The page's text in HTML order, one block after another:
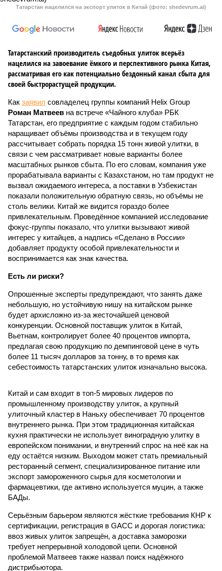
Татарстан нацелился на экспорт улиток в Китай (фото: shedevrum.ai)
Татарстанский производитель съедобных улиток всерьёз
нацелился на завоевание ёмкого и перспективного рынка Китая,
рассматривая его как потенциально бездонный канал сбыта для
своей быстрорастущей продукции.
Как заявил совладелец группы компаний Helix Group
Роман Матвеев на встрече «Чайного клуба» РБК
Татарстан, его предприятие с каждым годом стабильно
наращивает объёмы производства и в текущем году
рассчитывает собрать порядка 15 тонн живой улитки, в
связи с чем рассматривает новые варианты более
масштабных рынков сбыта. По его словам, компания уже
прорабатывала варианты с Казахстаном, но там продукт не
вызвал ожидаемого интереса, а поставки в Узбекистан
показали положительную обратную связь, но объёмы не
столь велики. Китай же видится гораздо более
привлекательным. Проведённое компанией исследование
фокус-группы показало, что улитки вызывают живой
интерес у китайцев, а надпись «Сделано в России»
добавляет продукту особой привлекательности и
воспринимается как знак качества.
Есть ли риски?
Опрошенные эксперты предупреждают, что занять даже
небольшую, но устойчивую нишу на китайском рынке
будет архисложно из-за жесточайшей ценовой
конкуренции. Основной поставщик улиток в Китай,
Вьетнам, контролирует более 40 процентов импорта,
предлагая свою продукцию по демпинговой цене в чуть
более 11 тысяч долларов за тонну, в то время как
себестоимость татарстанских улиток изначально высока.
Китай и сам входит в топ-5 мировых лидеров по
промышленному производству улиток, а крупный
улиточный кластер в Наньху обеспечивает 70 процентов
внутреннего рынка. При этом традиционная китайская
кухня практически не использует виноградную улитку в
европейском понимании, и внутренний спрос на неё как на
еду остаётся низким. Выходом может стать премиальный
ресторанный сегмент, специализированное питание или
экспорт замороженного сырья для косметологии и
фармацевтики, где активно используется муцин, а также
БАДы.
Серьёзным барьером являются жёсткие требования КНР к
сертификации, регистрация в GACC и дорогая логистика:
ввоз живых улиток запрещён, а доставка заморозки
требует непрерывной холодовой цепи. Основной
проблемой Матвеев также назвал поиск надёжного
дистрибьютора.